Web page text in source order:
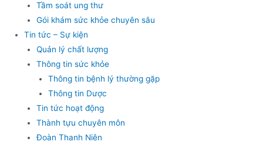
Tầm soát ung thư
Gói khám sức khỏe chuyên sâu
Tin tức – Sự kiện
Quản lý chất lượng
Thông tin sức khỏe
Thông tin bệnh lý thường gặp
Thông tin Dược
Tin tức hoạt động
Thành tựu chuyên môn
Đoàn Thanh Niên